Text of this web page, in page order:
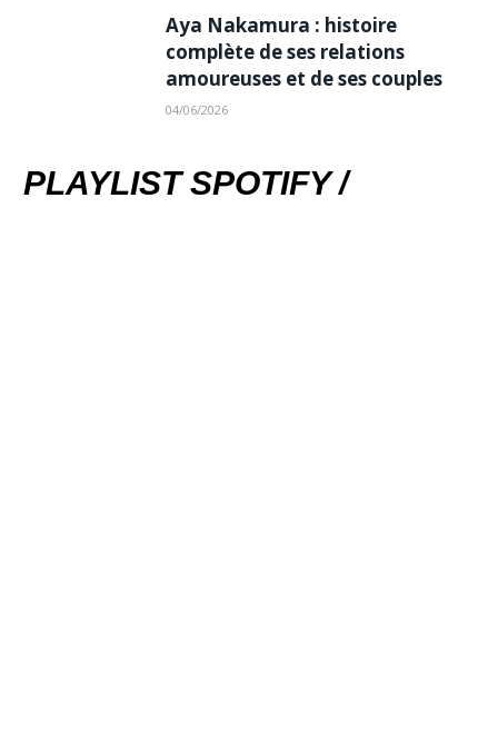
Aya Nakamura : histoire
complète de ses relations
amoureuses et de ses couples
04/06/2026
PLAYLIST SPOTIFY /